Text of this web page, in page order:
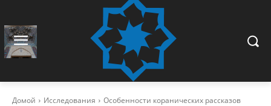
Домой Исследования Особенности коранических рассказов